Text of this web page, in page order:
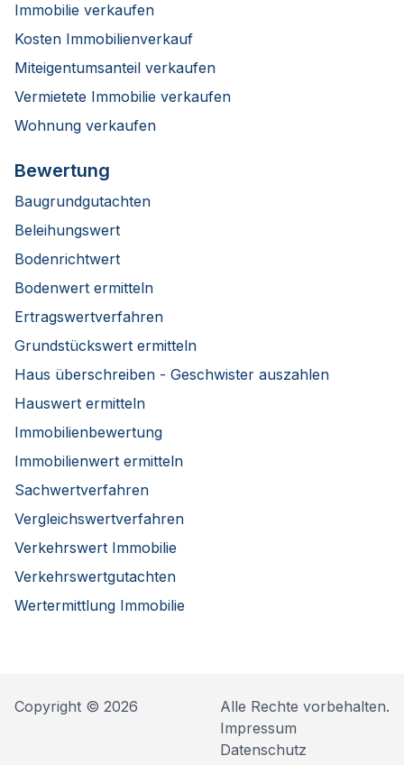
Immobilie verkaufen
Kosten Immobilienverkauf
Miteigentumsanteil verkaufen
Vermietete Immobilie verkaufen
Wohnung verkaufen
Bewertung
Baugrundgutachten
Beleihungswert
Bodenrichtwert
Bodenwert ermitteln
Ertragswertverfahren
Grundstückswert ermitteln
Haus überschreiben - Geschwister auszahlen
Hauswert ermitteln
Immobilienbewertung
Immobilienwert ermitteln
Sachwertverfahren
Vergleichswertverfahren
Verkehrswert Immobilie
Verkehrswertgutachten
Wertermittlung Immobilie
Copyright © 2026
Alle Rechte vorbehalten.
Impressum
Datenschutz